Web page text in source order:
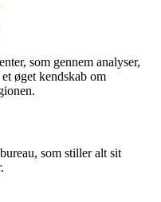
som gennem analyser,
øget kendskab om
som stiller alt sit